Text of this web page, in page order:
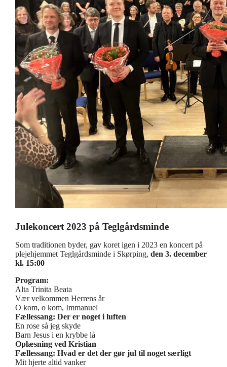
Julekoncert 2023 på Teglgårdsminde
Som traditionen byder, gav koret igen i 2023 en koncert på
plejehjemmet Teglgårdsminde i Skørping, den 3. december
kl. 15:00
Program:
Alta Trinita Beata
Vær velkommen Herrens år
O kom, o kom, Immanuel
Fællessang: Der er noget i luften
En rose så jeg skyde
Barn Jesus i en krybbe lå
Oplæsning ved Kristian
Fællessang: Hvad er det der gør jul til noget særligt
Mit hjerte altid vanker